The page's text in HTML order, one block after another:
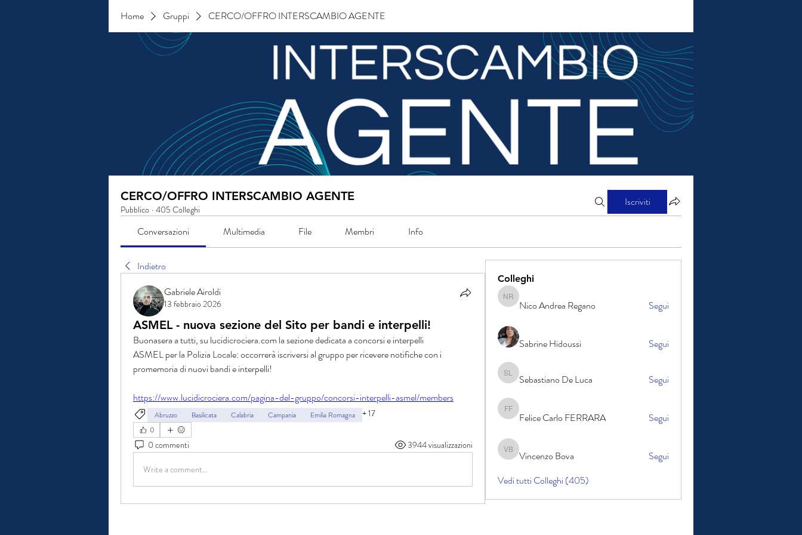
Home Gruppi CERCO/OFFRO INTERSCAMBIO AGENTE
CERCO/OFFRO INTERSCAMBIO AGENTE
Pubblico · 405 Colleghi
Iscriviti
Conversazioni Multimedia File Membri Info
Indietro
Gabriele Airoldi
13 febbraio 2026
ASMEL - nuova sezione del Sito per bandi e interpelli!
Buonasera a tutti, su lucidicrociera.com la sezione dedicata a concorsi e interpelli
ASMEL per la Polizia Locale: occorrerà iscriversi al gruppo per ricevere notifiche con i
promemoria di nuovi bandi e interpelli!
https://www.lucidicrociera.com/pagina-del-gruppo/concorsi-interpelli-asmel/members
Abruzzo Basilicata Calabria Campania Emilia Romagna +17
0
0 commenti 3944 visualizzazioni
Write a comment...
Colleghi
Nico Andrea Regano
Nico Andrea Regano Segui
Sabrine Hidoussi Segui
Sebastiano De Luca
Sebastiano De Luca Segui
Felice Carlo FERRARA
Felice Carlo FERRARA Segui
Vincenzo Bova
Vincenzo Bova
Segui
Vedi tutti Colleghi (405)